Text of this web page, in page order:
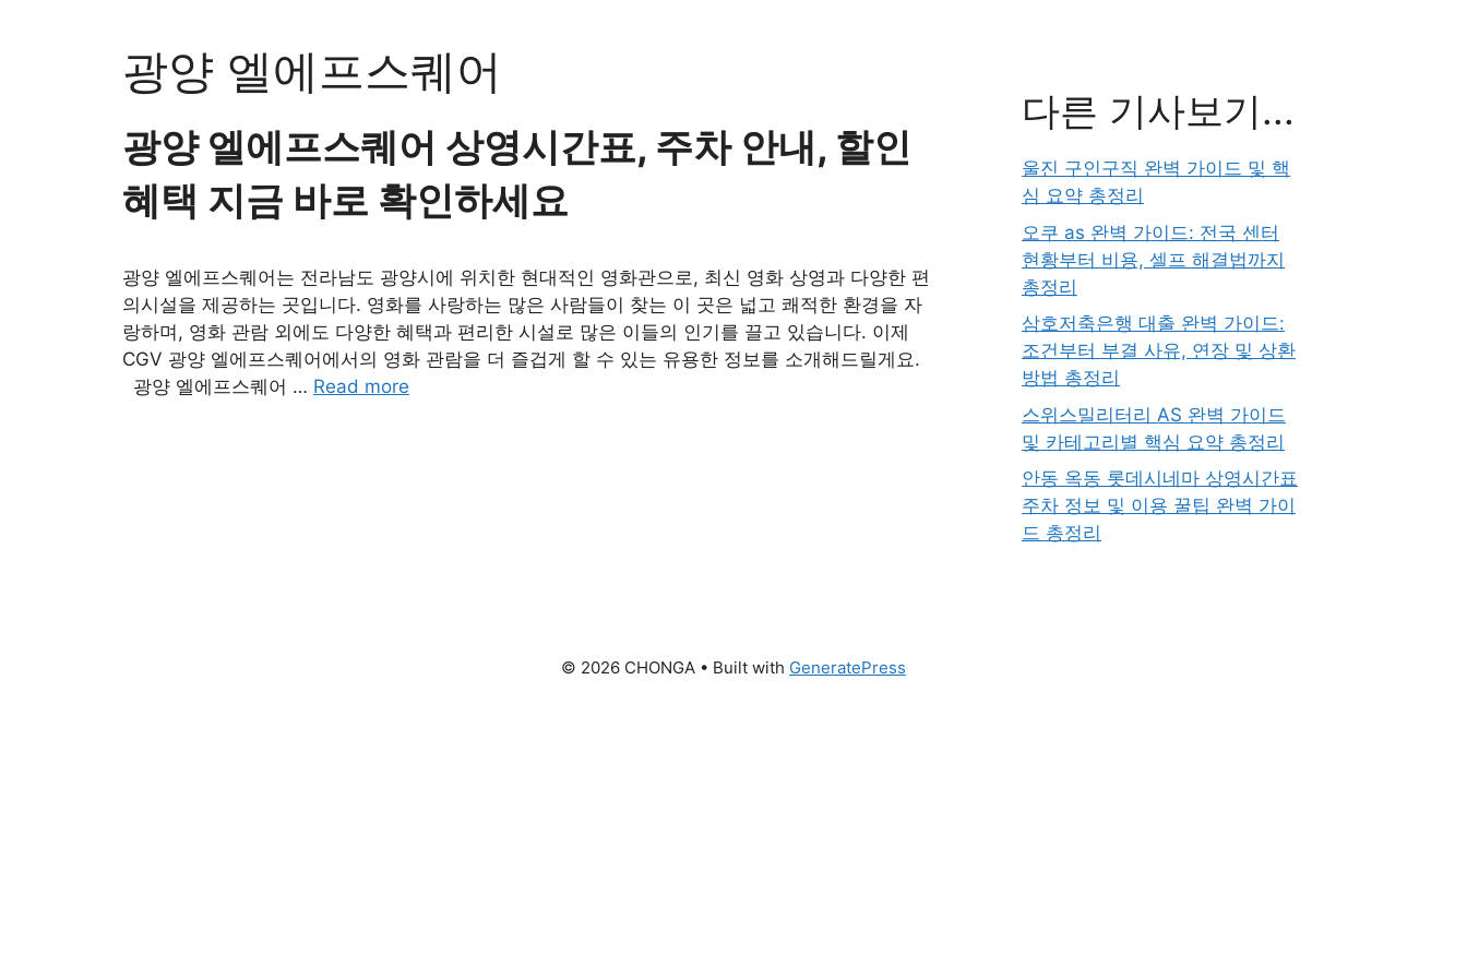
광양 엘에프스퀘어
광양 엘에프스퀘어 상영시간표, 주차 안내, 할인
혜택 지금 바로 확인하세요
광양 엘에프스퀘어는 전라남도 광양시에 위치한 현대적인 영화관으로, 최신 영화 상영과 다양한 편
의시설을 제공하는 곳입니다. 영화를 사랑하는 많은 사람들이 찾는 이 곳은 넓고 쾌적한 환경을 자
랑하며, 영화 관람 외에도 다양한 혜택과 편리한 시설로 많은 이들의 인기를 끌고 있습니다. 이제
CGV 광양 엘에프스퀘어에서의 영화 관람을 더 즐겁게 할 수 있는 유용한 정보를 소개해드릴게요.
광양 엘에프스퀘어 … Read more
다른 기사보기...
울진 구인구직 완벽 가이드 및 핵
심 요약 총정리
오쿠 as 완벽 가이드: 전국 센터
현황부터 비용, 셀프 해결법까지
총정리
삼호저축은행 대출 완벽 가이드:
조건부터 부결 사유, 연장 및 상환
방법 총정리
스위스밀리터리 AS 완벽 가이드
및 카테고리별 핵심 요약 총정리
안동 옥동 롯데시네마 상영시간표
주차 정보 및 이용 꿀팁 완벽 가이
드 총정리
© 2026 CHONGA • Built with GeneratePress